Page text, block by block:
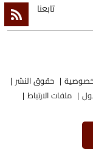
تابعنا
حقوق النشر
ملفات الارتباط